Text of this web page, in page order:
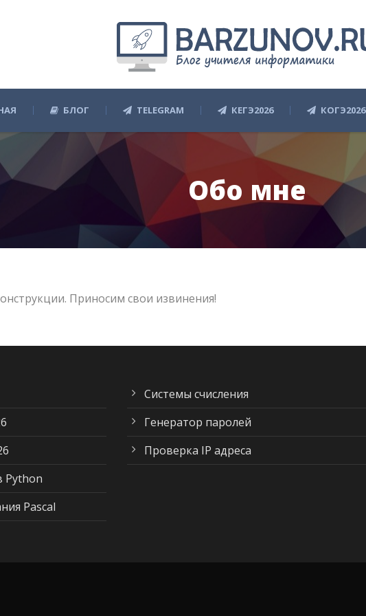
БЛОГ TELEGRAM КЕГЭ2026 КОГЭ2026
Обо мне
Приносим свои извинения!
Python
Pascal
Системы счисления
Генератор паролей
Проверка IP адреса